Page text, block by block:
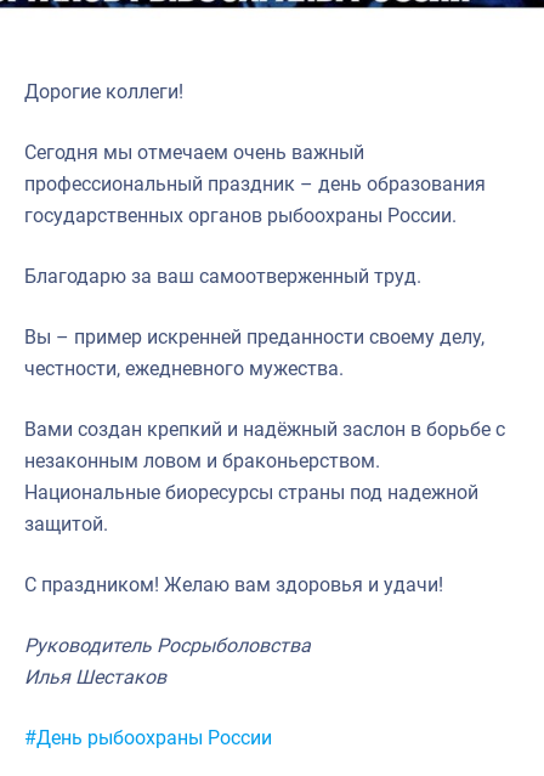
Дорогие коллеги!
Сегодня мы отмечаем очень важный
профессиональный праздник – день образования
государственных органов рыбоохраны России.
Благодарю за ваш самоотверженный труд.
Вы – пример искренней преданности своему делу,
честности, ежедневного мужества.
Вами создан крепкий и надёжный заслон в борьбе с
незаконным ловом и браконьерством.
Национальные биоресурсы страны под надежной
защитой.
С праздником! Желаю вам здоровья и удачи!
Руководитель Росрыболовства
Илья Шестаков
Метки:
#День рыбоохраны России